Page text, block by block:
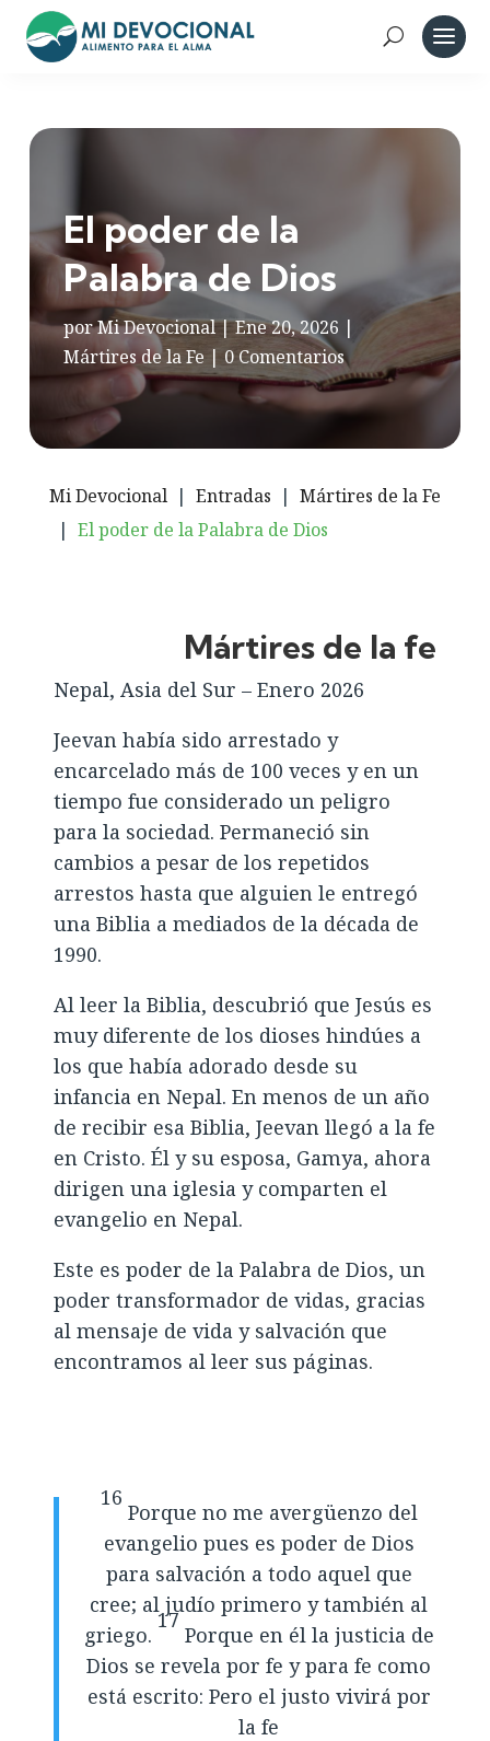
El poder de la
Palabra de Dios
porMi Devocional|Ene 20, 2026 |
Mártires de la Fe |0 Comentarios
Mi Devocional | Entradas | Mártires de la Fe
| El poder de la Palabra de Dios
Mártires de la fe
Nepal, Asia del Sur – Enero 2026
Jeevan había sido arrestado y
encarcelado más de 100 veces y en un
tiempo fue considerado un peligro
para la sociedad. Permaneció sin
cambios a pesar de los repetidos
arrestos hasta que alguien le entregó
una Biblia a mediados de la década de
1990.
Al leer la Biblia, descubrió que Jesús es
muy diferente de los dioses hindúes a
los que había adorado desde su
infancia en Nepal. En menos de un año
de recibir esa Biblia, Jeevan llegó a la fe
en Cristo. Él y su esposa, Gamya, ahora
dirigen una iglesia y comparten el
evangelio en Nepal.
Este es poder de la Palabra de Dios, un
poder transformador de vidas, gracias
al mensaje de vida y salvación que
encontramos al leer sus páginas.
16
Porque no me avergüenzo del
evangelio pues es poder de Dios
para salvación a todo aquel que
cree; al judío primero y también al
griego.
17
Porque en él la justicia de
Dios se revela por fe y para fe como
está escrito: Pero el justo vivirá por
la fe